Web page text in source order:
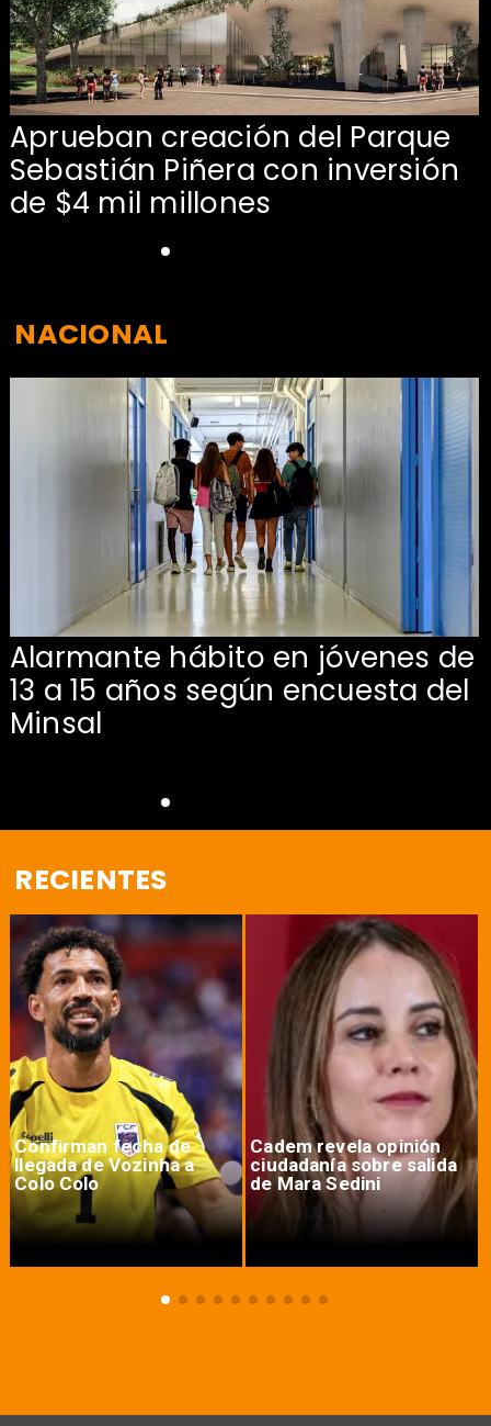
Aprueban creación del Parque
Sebastián Piñera con inversión
de $4 mil millones
Alarmante hábito en jóvenes de
13 a 15 años según encuesta del
Minsal
NACIONAL
RECIENTES
Confirman fecha de
llegada de Vozinha a
Colo Colo
Cadem revela opinión
ciudadanía sobre salida
de Mara Sedini